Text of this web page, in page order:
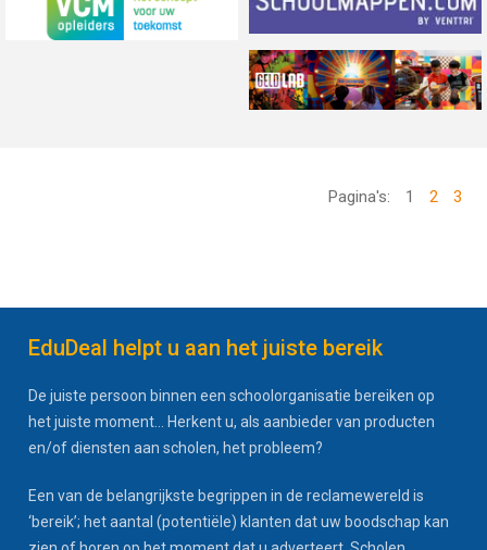
Pagina's: 1 2 3
EduDeal helpt u aan het juiste bereik
De juiste persoon binnen een schoolorganisatie bereiken op
het juiste moment... Herkent u, als aanbieder van producten
en/of diensten aan scholen, het probleem?
Een van de belangrijkste begrippen in de reclamewereld is
‘bereik’; het aantal (potentiële) klanten dat uw boodschap kan